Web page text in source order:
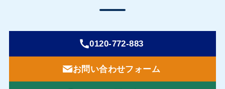
0120-772-883
お問い合わせフォーム